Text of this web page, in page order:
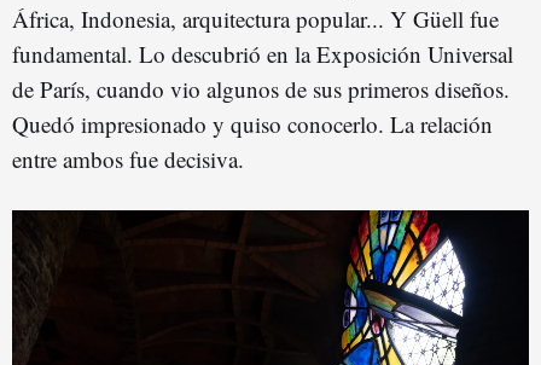
África, Indonesia, arquitectura popular... Y Güell fue
fundamental. Lo descubrió en la Exposición Universal
de París, cuando vio algunos de sus primeros diseños.
Quedó impresionado y quiso conocerlo. La relación
entre ambos fue decisiva.